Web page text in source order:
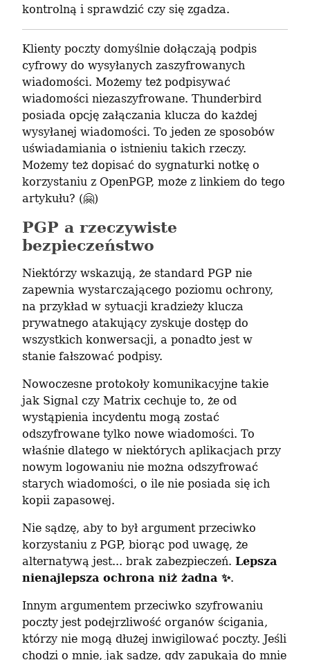
kontrolną i sprawdzić czy się zgadza.
Klienty poczty domyślnie dołączają podpis
cyfrowy do wysyłanych zaszyfrowanych
wiadomości. Możemy też podpisywać
wiadomości niezaszyfrowane. Thunderbird
posiada opcję załączania klucza do każdej
wysyłanej wiadomości. To jeden ze sposobów
uświadamiania o istnieniu takich rzeczy.
Możemy też dopisać do sygnaturki notkę o
korzystaniu z OpenPGP, może z linkiem do tego
artykułu? (🤗)
PGP a rzeczywiste
bezpieczeństwo
Niektórzy wskazują, że standard PGP nie
zapewnia wystarczającego poziomu ochrony,
na przykład w sytuacji kradzieży klucza
prywatnego atakujący zyskuje dostęp do
wszystkich konwersacji, a ponadto jest w
stanie fałszować podpisy.
Nowoczesne protokoły komunikacyjne takie
jak Signal czy Matrix cechuje to, że od
wystąpienia incydentu mogą zostać
odszyfrowane tylko nowe wiadomości. To
właśnie dlatego w niektórych aplikacjach przy
nowym logowaniu nie można odszyfrować
starych wiadomości, o ile nie posiada się ich
kopii zapasowej.
Nie sądzę, aby to był argument przeciwko
korzystaniu z PGP, biorąc pod uwagę, że
alternatywą jest... brak zabezpieczeń. Lepsza
nienajlepsza ochrona niż żadna ✨.
Innym argumentem przeciwko szyfrowaniu
poczty jest podejrzliwość organów ścigania,
którzy nie mogą dłużej inwigilować poczty. Jeśli
chodzi o mnie, jak sądzę, gdy zapukają do mnie